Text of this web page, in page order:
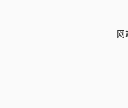
网